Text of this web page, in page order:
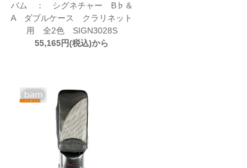
バム ： シグネチャー B♭＆
A ダブルケース クラリネット
用 全2色 SIGN3028S
55,165円(税込)から